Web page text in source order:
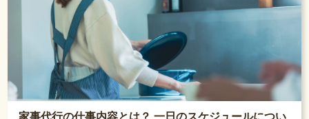
家事代行の仕事内容とは？ 一日のスケジュールについ